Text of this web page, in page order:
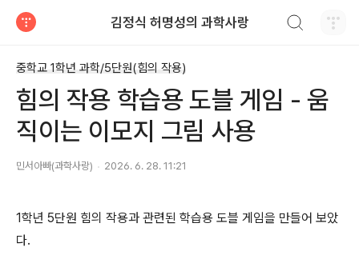
김정식 허명성의 과학사랑
중학교 1학년 과학/5단원(힘의 작용)
힘의 작용 학습용 도블 게임 - 움
직이는 이모지 그림 사용
민서아빠(과학사랑) 2026. 6. 28. 11:21
1학년 5단원 힘의 작용과 관련된 학습용 도블 게임을 만들어 보았
다.